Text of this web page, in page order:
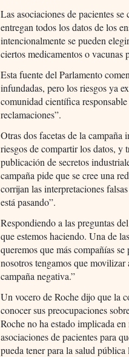
Las asociaciones de pacientes
entregan todos los datos de los
intencionalmente se pueden
ciertos medicamentos o vacunas
Esta fuente del Parlamento
infundadas, pero los riesgos ya
comunidad científica
reclamaciones”.
Otras dos facetas de la
riesgos de compartir los datos, y
publicación de secretos
campaña pide que se cree una
corrijan las interpretaciones
está pasando”.
Respondiendo a las preguntas
que estemos haciendo. Una de
queremos que más compañías
nosotros tengamos que movilizar
campaña negativa.”
Un vocero de Roche dijo que la
conocer sus preocupaciones
Roche no ha estado implicada
asociaciones de pacientes para
pueda tener para la salud